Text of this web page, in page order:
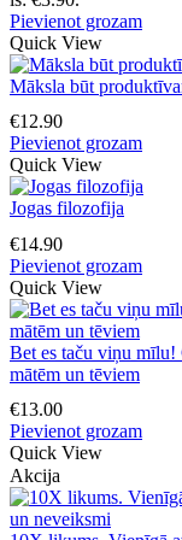
Pievienot grozam
Quick View
Māksla būt
€12.90
Pievienot grozam
Quick View
Jogas filozofija
€14.90
Pievienot grozam
Quick View
Bet es taču viņu mīlu!
mātēm un tēviem
€13.00
Pievienot grozam
Quick View
Akcija